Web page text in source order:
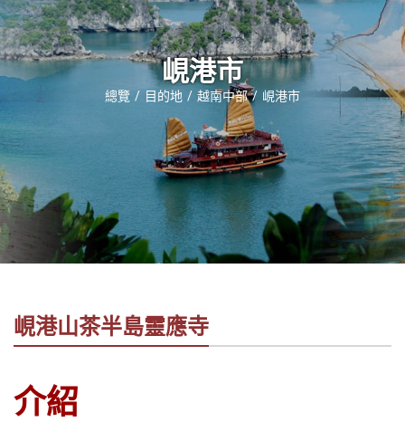
際
旅
行
社
南
接
錫
遊
在
峴港市
總覽 目的地 越南中部 峴港市
峴港山茶半島靈應寺
介紹